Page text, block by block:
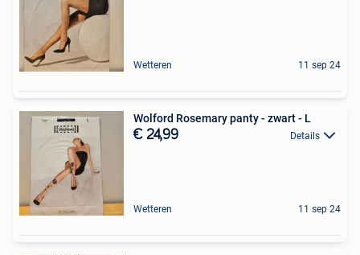
Wetteren 11 sep 24
Wolford Rosemary panty - zwart - L
€ 24,99 Details
Wetteren 11 sep 24